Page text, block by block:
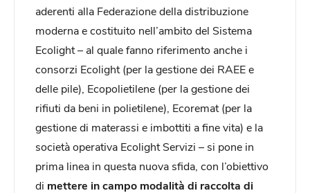
aderenti alla Federazione della distribuzione
moderna e costituito nell’ambito del Sistema
Ecolight – al quale fanno riferimento anche i
consorzi Ecolight (per la gestione dei RAEE e
delle pile), Ecopolietilene (per la gestione dei
rifiuti da beni in polietilene), Ecoremat (per la
gestione di materassi e imbottiti a fine vita) e la
società operativa Ecolight Servizi – si pone in
prima linea in questa nuova sfida, con l’obiettivo
di mettere in campo modalità di raccolta di